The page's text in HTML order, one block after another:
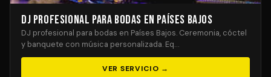
DJ Profesional para Bodas en Países Bajos
DJ profesional para bodas en Países Bajos. Ceremonia, cóctel
y banquete con música personalizada. Eq…
VER SERVICIO →